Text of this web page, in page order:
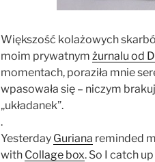
Większość kolażowych
moim prywatnym żurnalu od
momentach, poraziła mnie
wpasowała się – niczym
„układanek”.
.
Yesterday Guriana reminded
with Collage box. So I catch